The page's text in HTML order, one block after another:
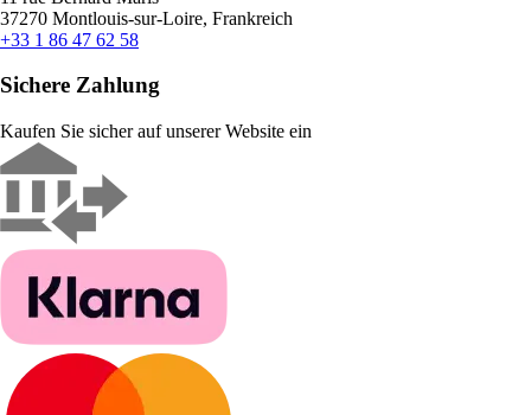
37270 Montlouis-sur-Loire, Frankreich
+33 1 86 47 62 58
Sichere Zahlung
Kaufen Sie sicher auf unserer Website ein